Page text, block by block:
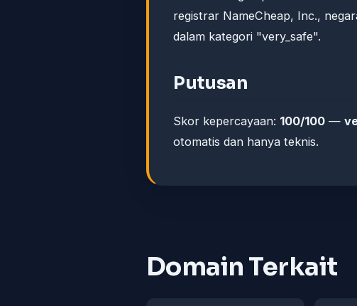
registrar NameCheap, Inc.,
dalam kategori "very_safe".
Putusan
Skor kepercayaan: 100/100 —
otomatis dan hanya teknis.
Domain Terkait